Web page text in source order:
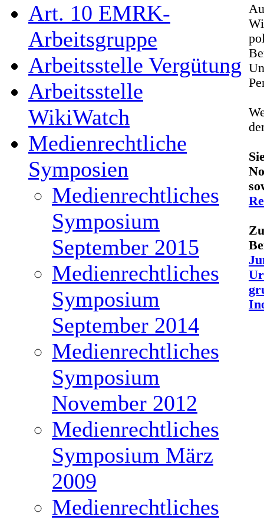
Art. 10 EMRK-
Arbeitsgruppe
Arbeitsstelle Vergütung
Arbeitsstelle
WikiWatch
Medienrechtliche
Symposien
Medienrechtliches
Symposium
September 2015
Medienrechtliches
Symposium
September 2014
Medienrechtliches
Symposium
November 2012
Medienrechtliches
Symposium März
2009
Medienrechtliches